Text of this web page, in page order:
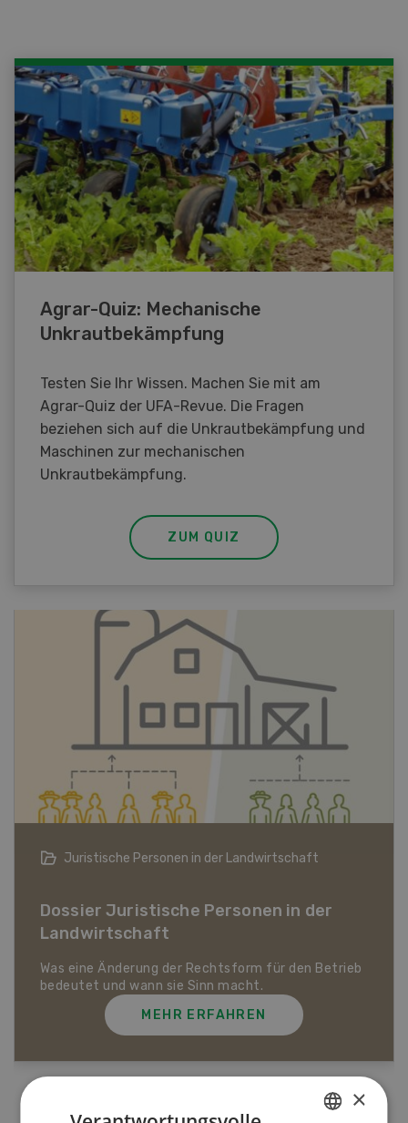
Agrar-Quiz: Mechanische
Unkrautbekämpfung
Testen Sie Ihr Wissen. Machen Sie mit am
Agrar-Quiz der UFA-Revue. Die Fragen
beziehen sich auf die Unkrautbekämpfung und
Maschinen zur mechanischen
Unkrautbekämpfung.
ZUM QUIZ
Bio-Artikel
Dossier Bio-Artikel
MEHR ERFAHREN
×